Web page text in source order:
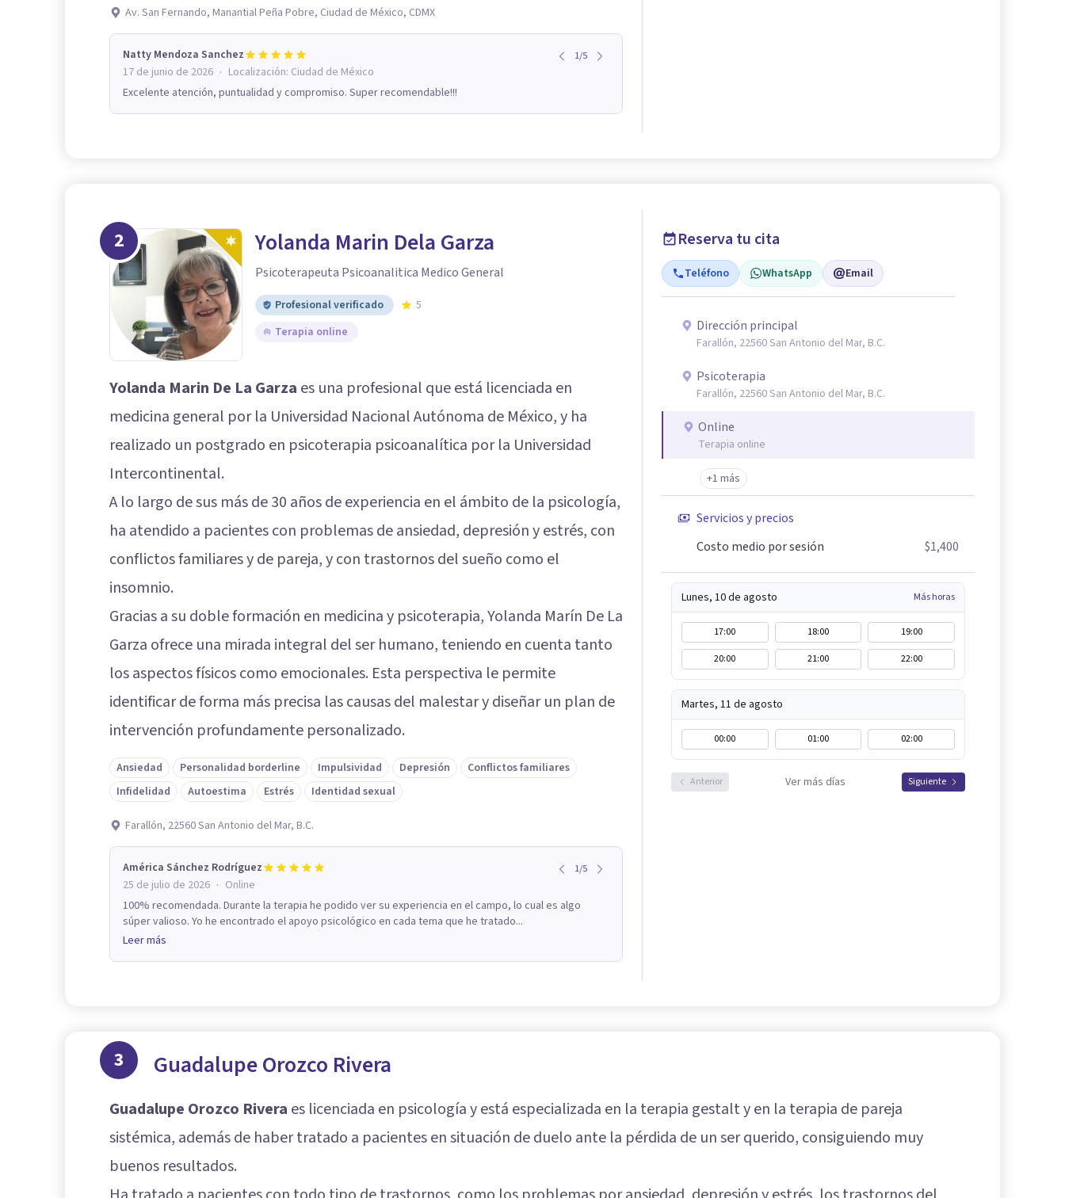
Av. San Fernando, Manantial Peña Pobre, Ciudad de México, CDMX
Natty Mendoza Sanchez 1/5
17 de junio de 2026 · Localización: Ciudad de México
Excelente atención, puntualidad y compromiso. Super recomendable!!!
2 Yolanda Marin Dela Garza
Psicoterapeuta Psicoanalitica Medico General
Profesional verificado
5
Terapia online
Yolanda Marin De La Garza es una profesional que está licenciada en
medicina general por la Universidad Nacional Autónoma de México, y ha
realizado un postgrado en psicoterapia psicoanalítica por la Universidad
Intercontinental.
A lo largo de sus más de 30 años de experiencia en el ámbito de la psicología,
ha atendido a pacientes con problemas de ansiedad, depresión y estrés, con
conflictos familiares y de pareja, y con trastornos del sueño como el
insomnio.
Gracias a su doble formación en medicina y psicoterapia, Yolanda Marín De La
Garza ofrece una mirada integral del ser humano, teniendo en cuenta tanto
los aspectos físicos como emocionales. Esta perspectiva le permite
identificar de forma más precisa las causas del malestar y diseñar un plan de
intervención profundamente personalizado.
Ansiedad Personalidad borderline Impulsividad Depresión
Conflictos familiares
Infidelidad
Autoestima Estrés Identidad sexual
Farallón, 22560 San Antonio del Mar, B.C.
América Sánchez Rodríguez 1/5
25 de julio de 2026 · Online
100% recomendada. Durante la terapia he podido ver su experiencia en el campo, lo cual es algo
súper valioso. Yo he encontrado el apoyo psicológico en cada tema que he tratado...
Leer más
Reserva tu cita
Teléfono WhatsApp Email
Dirección principal
Farallón, 22560 San Antonio del Mar, B.C.
Psicoterapia
Farallón, 22560 San Antonio del Mar, B.C.
Online
Terapia online
+1 más
Servicios y precios
Costo medio por sesión
$1,400
Lunes, 10 de agosto Más horas
17:00 18:00
19:00
20:00
21:00 22:00
Martes, 11 de agosto
00:00 01:00 02:00
Anterior Ver más días Siguiente
3 Guadalupe Orozco Rivera
Guadalupe Orozco Rivera es licenciada en psicología y está especializada en la terapia gestalt y en la terapia de pareja
sistémica, además de haber tratado a pacientes en situación de duelo ante la pérdida de un ser querido, consiguiendo muy
buenos resultados.